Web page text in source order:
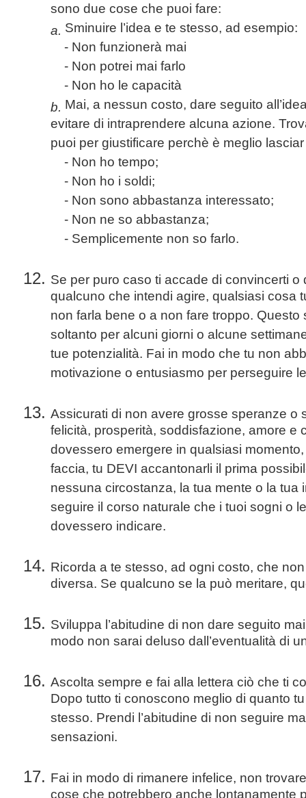
sono due cose che puoi fare:
a. Sminuire l’idea e te stesso, ad esempio:
- Non funzionerà mai
- Non potrei mai farlo
- Non ho le capacità
b. Mai, a nessun costo, dare seguito
evitare di intraprendere alcuna azione.
puoi per giustificare perchè è meglio
- Non ho tempo;
- Non ho i soldi;
- Non sono abbastanza interessato;
- Non ne so abbastanza;
- Semplicemente non so farlo.
Se per puro caso ti accade di convincerti o
qualcuno che intendi agire, qualsiasi cosa
non farla bene o a non fare troppo. Questo
soltanto per alcuni giorni o alcune
tue potenzialità. Fai in modo che tu non
motivazione o entusiasmo per perseguire
Assicurati di non avere grosse speranze o
felicità, prosperità, soddisfazione, amore e
dovessero emergere in qualsiasi
faccia, tu DEVI accantonarli il prima
nessuna circostanza, la tua mente o la tua
seguire il corso naturale che i tuoi sogni o
dovessero indicare.
Ricorda a te stesso, ad ogni costo, che
diversa. Se qualcuno se la può meritare,
Sviluppa l’abitudine di non dare seguito
modo non sarai deluso dall’eventualità di
Ascolta sempre e fai alla lettera ciò che ti
Dopo tutto ti conoscono meglio di quanto
stesso. Prendi l’abitudine di non seguire
sensazioni.
Fai in modo di rimanere infelice, non